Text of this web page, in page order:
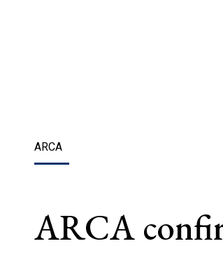
ARCA
ARCA